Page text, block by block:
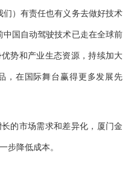
）有责任也有义务去做好技术
国自动驾驶技术已走在全球前
势和产业生态资源，持续加大
，在国际舞台赢得更多发展先
的市场需求和差异化，厦门金
步降低成本。